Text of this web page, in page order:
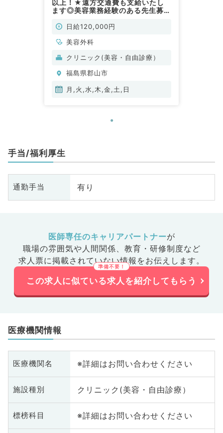
以上！★遠方交通費も支給いたし
ます◎美容業務経験のある先生募
勤務可能◎（美容外科／非常勤）
日給120,000円
美容外科
クリニック(美容・自由診療）
福島県郡山市
月,火,水,木,金,土,日
手当/福利厚生
通勤手当 有り
医師専任のキャリアパートナーが
職場の雰囲気や人間関係、 教育・研修制度など
求人票に掲載されていない情報をお伝えします。
この求人に似ている求人を紹介してもらう
医療機関情報
医療機関名 ※詳細はお問い合わせください
施設種別 クリニック(美容・自由診療）
標榜科目 ※詳細はお問い合わせください